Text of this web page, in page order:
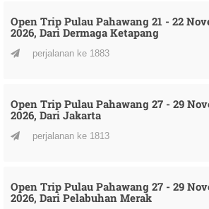
Open Trip Pulau Pahawang 21 - 22
2026, Dari Dermaga Ketapang
perjalanan ke 1883
Open Trip Pulau Pahawang 27 - 29
2026, Dari Jakarta
perjalanan ke 1813
Open Trip Pulau Pahawang 27 - 29
2026, Dari Pelabuhan Merak